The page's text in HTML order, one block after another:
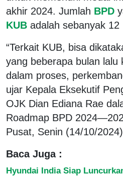
akhir 2024. Jumlah BPD
KUB adalah sebanyak 12
“Terkait KUB, bisa
yang beberapa bulan lalu
dalam proses,
ujar Kepala Eksekutif
OJK Dian Ediana Rae
Roadmap BPD
Pusat, Senin (14/10/
Baca Juga :
Hyundai India Siap